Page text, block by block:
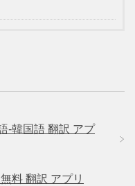
-韓国語 翻訳 アプ
料 翻訳 アプリ